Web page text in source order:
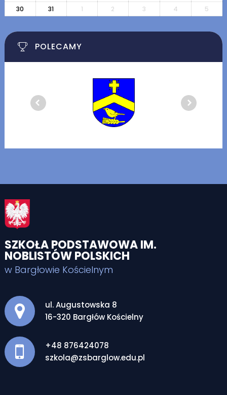
30
31 1 2 3 4 5
POLECAMY
SZKOŁA PODSTAWOWA IM.
NOBLISTÓW POLSKICH
w Bargłowie Kościelnym
Adres pocztowy:
ul. Augustowska 8
16-320 Bargłów Kościelny
+48 876424078
szkola@zsbarglow.edu.pl